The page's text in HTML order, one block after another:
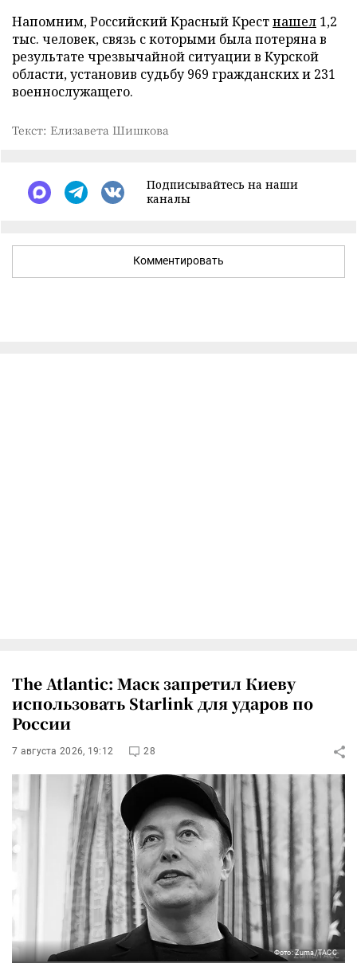
Напомним, Российский Красный Крестнашел 1,2
тыс. человек, связь с которыми была потеряна в
результате чрезвычайной ситуации в Курской
области, установив судьбу 969 гражданских и 231
военнослужащего.
Текст: Елизавета Шишкова
Подписывайтесь на наши
каналы
Комментировать
The Atlantic: Маск запретил Киеву
использовать Starlink для ударов по
России
7 августа 2026, 19:12 28
Фото: Zuma/ТАСС